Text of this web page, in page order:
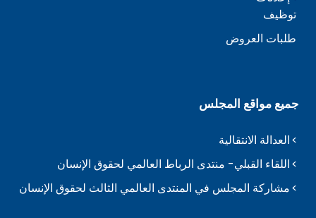
توظيف
طلبات العروض
جميع مواقع المجلس
العدالة الانتقالية
اللقاء القبلي- منتدى الرباط العالمي لحقوق الإنسان
مشاركة المجلس في المنتدى العالمي الثالث لحقوق الإنسان